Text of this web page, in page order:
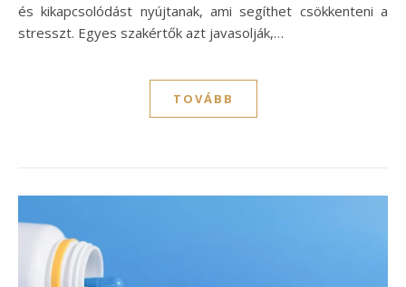
és kikapcsolódást nyújtanak, ami segíthet csökkenteni a
stresszt. Egyes szakértők azt javasolják,…
TOVÁBB